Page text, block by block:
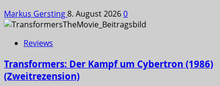
Markus Gersting8. August 20260
Reviews
Transformers: Der Kampf um Cybertron (1986)
(Zweitrezension)